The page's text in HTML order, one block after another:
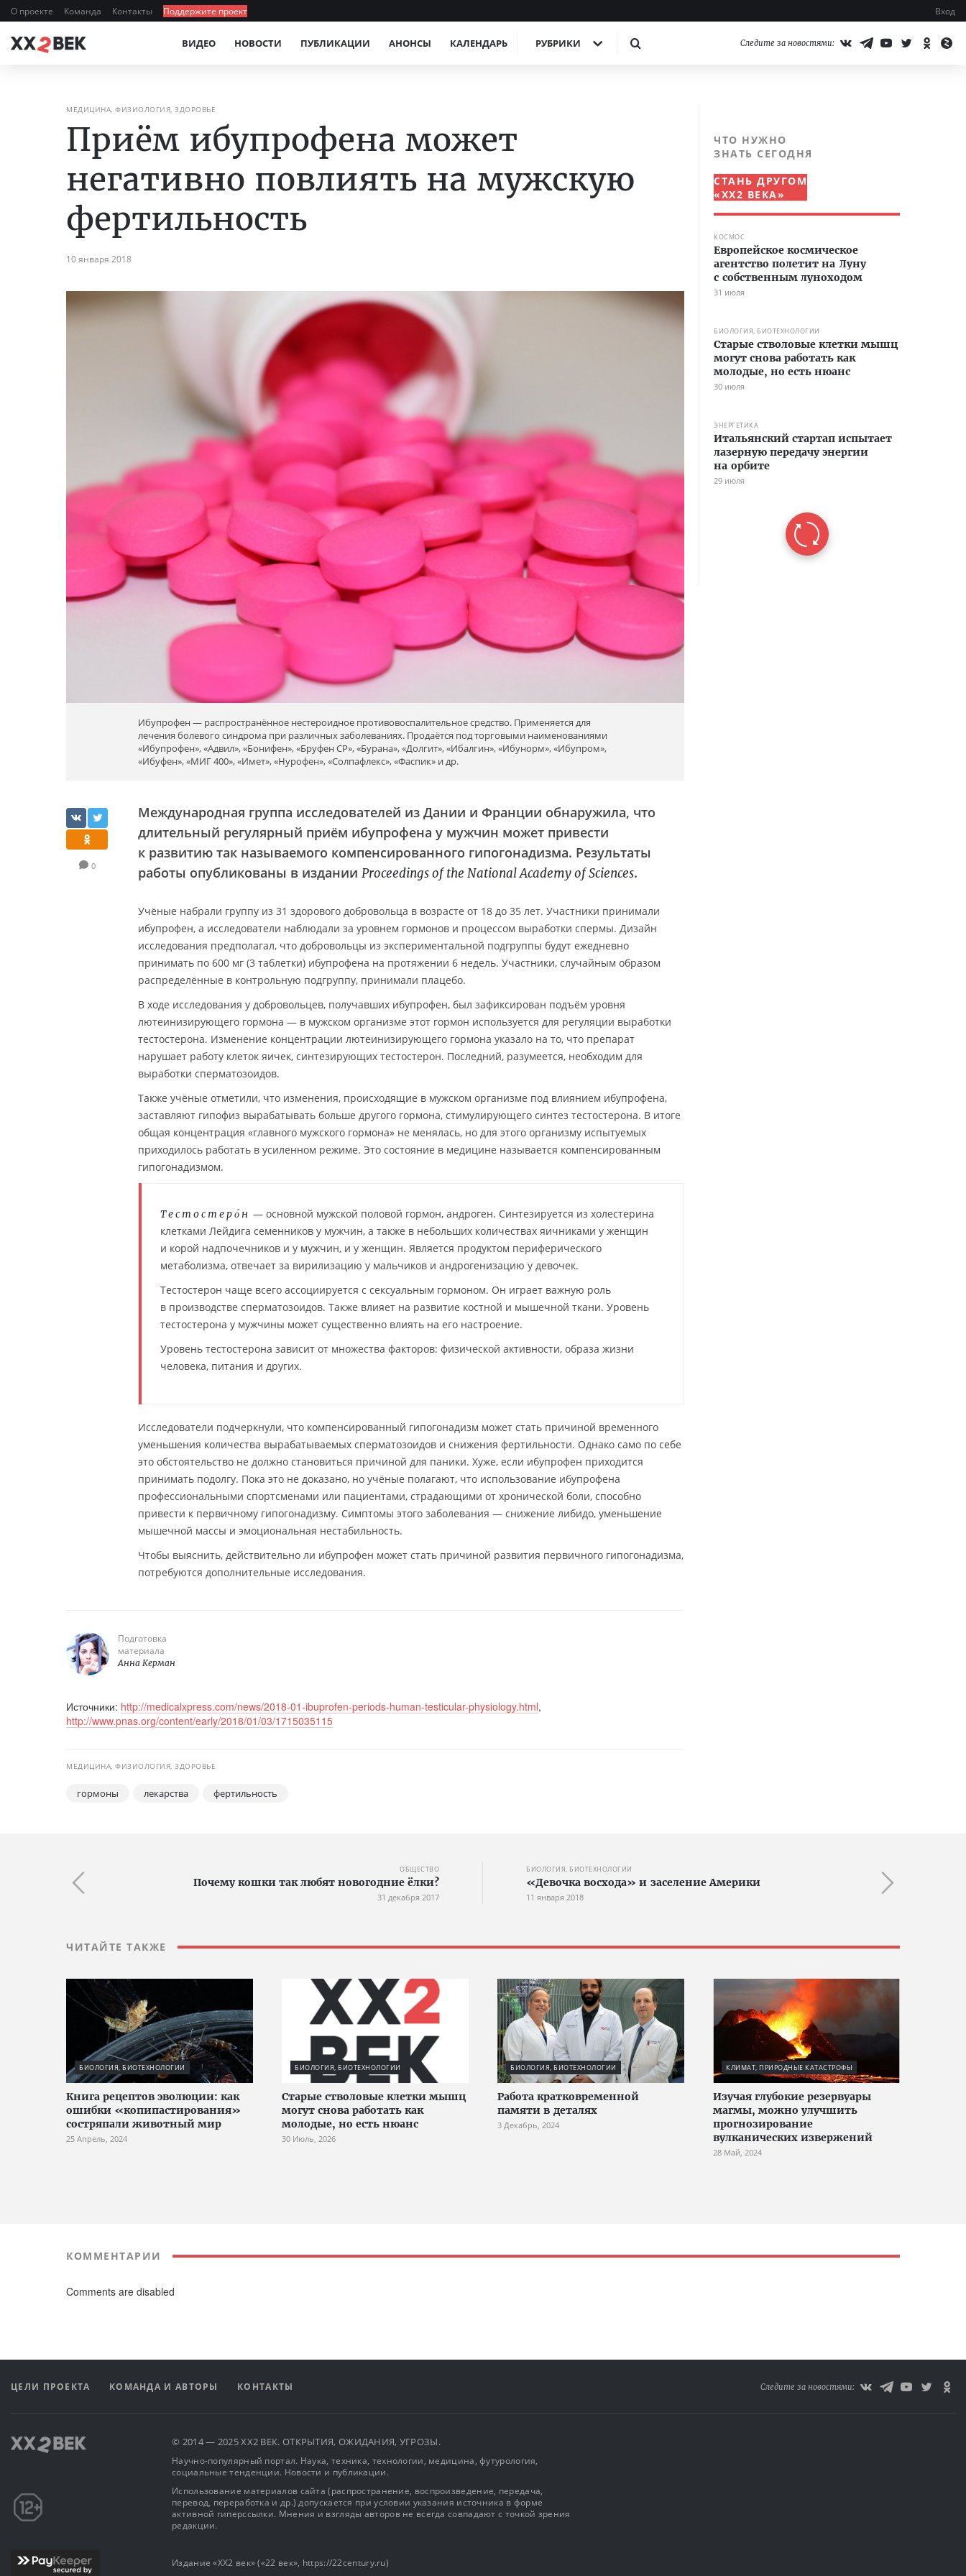
О проекте Команда Контакты Поддержите проект Вход
ВИДЕО НОВОСТИ ПУБЛИКАЦИИ АНОНСЫ КАЛЕНДАРЬ РУБРИКИ Следите за новостями:
МЕДИЦИНА, ФИЗИОЛОГИЯ, ЗДОРОВЬЕ
Приём ибупрофена может
негативно повлиять на мужскую
фертильность
10 января 2018
Ибупрофен — распространённое нестероидное противовоспалительное средство. Применяется для
лечения болевого синдрома при различных заболеваниях. Продаётся под торговыми наименованиями
«Ибупрофен», «Адвил», «Бонифен», «Бруфен СР», «Бурана», «Долгит», «Ибалгин», «Ибунорм», «Ибупром»,
«Ибуфен», «МИГ 400», «Имет», «Нурофен», «Солпафлекс», «Фаспик» и др.
0
Международная группа исследователей из Дании и Франции обнаружила, что
длительный регулярный приём ибупрофена у мужчин может привести
к развитию так называемого компенсированного гипогонадизма. Результаты
работы опубликованы в издании Proceedings of the National Academy of Sciences.
Учёные набрали группу из 31 здорового добровольца в возрасте от 18 до 35 лет. Участники принимали
ибупрофен, а исследователи наблюдали за уровнем гормонов и процессом выработки спермы. Дизайн
исследования предполагал, что добровольцы из экспериментальной подгруппы будут ежедневно
принимать по 600 мг (3 таблетки) ибупрофена на протяжении 6 недель. Участники, случайным образом
распределённые в контрольную подгруппу, принимали плацебо.
В ходе исследования у добровольцев, получавших ибупрофен, был зафиксирован подъём уровня
лютеинизирующего гормона — в мужском организме этот гормон используется для регуляции выработки
тестостерона. Изменение концентрации лютеинизирующего гормона указало на то, что препарат
нарушает работу клеток яичек, синтезирующих тестостерон. Последний, разумеется, необходим для
выработки сперматозоидов.
Также учёные отметили, что изменения, происходящие в мужском организме под влиянием ибупрофена,
заставляют гипофиз вырабатывать больше другого гормона, стимулирующего синтез тестостерона. В итоге
общая концентрация «главного мужского гормона» не менялась, но для этого организму испытуемых
приходилось работать в усиленном режиме. Это состояние в медицине называется компенсированным
гипогонадизмом.
Тестостеро́н — основной мужской половой гормон, андроген. Синтезируется из холестерина
клетками Лейдига семенников у мужчин, а также в небольших количествах яичниками у женщин
и корой надпочечников и у мужчин, и у женщин. Является продуктом периферического
метаболизма, отвечает за вирилизацию у мальчиков и андрогенизацию у девочек.
Тестостерон чаще всего ассоциируется с сексуальным гормоном. Он играет важную роль
в производстве сперматозоидов. Также влияет на развитие костной и мышечной ткани. Уровень
тестостерона у мужчины может существенно влиять на его настроение.
Уровень тестостерона зависит от множества факторов: физической активности, образа жизни
человека, питания и других.
Исследователи подчеркнули, что компенсированный гипогонадизм может стать причиной временного
уменьшения количества вырабатываемых сперматозоидов и снижения фертильности. Однако само по себе
это обстоятельство не должно становиться причиной для паники. Хуже, если ибупрофен приходится
принимать подолгу. Пока это не доказано, но учёные полагают, что использование ибупрофена
профессиональными спортсменами или пациентами, страдающими от хронической боли, способно
привести к первичному гипогонадизму. Симптомы этого заболевания — снижение либидо, уменьшение
мышечной массы и эмоциональная нестабильность.
Чтобы выяснить, действительно ли ибупрофен может стать причиной развития первичного гипогонадизма,
потребуются дополнительные исследования.
Подготовка
материала
Анна Керман
Источники: http://medicalxpress.com/news/2018-01-ibuprofen-periods-human-testicular-physiology.html,
http://www.pnas.org/content/early/2018/01/03/1715035115
МЕДИЦИНА, ФИЗИОЛОГИЯ, ЗДОРОВЬЕ
гормоны лекарства фертильность
ЧТО НУЖНО
ЗНАТЬ СЕГОДНЯ
СТАНЬ ДРУГОМ
«XX2 ВЕКА»
КОСМОС
Европейское космическое
агентство полетит на Луну
с собственным луноходом
31 июля
БИОЛОГИЯ, БИОТЕХНОЛОГИИ
Старые стволовые клетки мышц
могут снова работать как
молодые, но есть нюанс
30 июля
ЭНЕРГЕТИКА
Итальянский стартап испытает
лазерную передачу энергии
на орбите
29 июля
ОБЩЕСТВО
Почему кошки так любят новогодние ёлки?
31 декабря 2017
БИОЛОГИЯ, БИОТЕХНОЛОГИИ
«Девочка восхода» и заселение Америки
11 января 2018
ЧИТАЙТЕ ТАКЖЕ
БИОЛОГИЯ, БИОТЕХНОЛОГИИ
Книга рецептов эволюции: как
ошибки «копипастирования»
состряпали животный мир
25 Апрель, 2024
БИОЛОГИЯ, БИОТЕХНОЛОГИИ
Старые стволовые клетки мышц
могут снова работать как
молодые, но есть нюанс
30 Июль, 2026
БИОЛОГИЯ, БИОТЕХНОЛОГИИ
Работа кратковременной
памяти в деталях
3 Декабрь, 2024
КЛИМАТ, ПРИРОДНЫЕ КАТАСТРОФЫ
Изучая глубокие резервуары
магмы, можно улучшить
прогнозирование
вулканических извержений
28 Май, 2024
КОММЕНТАРИИ
Comments are disabled
ЦЕЛИ ПРОЕКТА КОМАНДА И АВТОРЫ КОНТАКТЫ Следите за новостями:
© 2014 — 2025 XX2 ВЕК. ОТКРЫТИЯ, ОЖИДАНИЯ, УГРОЗЫ.
Научно-популярный портал. Наука, техника, технологии, медицина, футурология,
социальные тенденции. Новости и публикации.
Использование материалов сайта (распространение, воспроизведение, передача,
перевод, переработка и др.) допускается при условии указания источника в форме
активной гиперссылки. Мнения и взгляды авторов не всегда совпадают с точкой зрения
редакции.
Издание «XX2 век» («22 век», https://22century.ru)